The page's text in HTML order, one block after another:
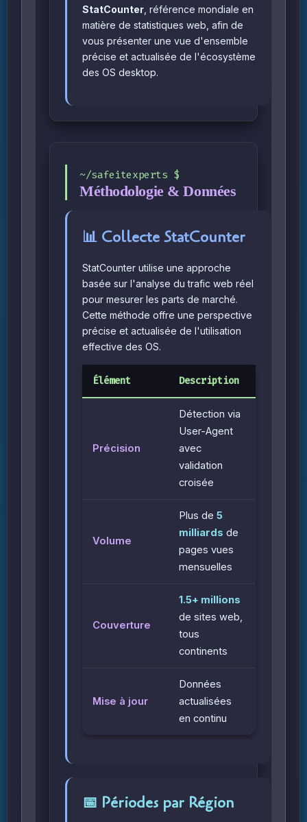
StatCounter , référence mondiale en
matière de statistiques web, afin de
vous présenter une vue d'ensemble
précise et actualisée de l'écosystème
des OS desktop.
Méthodologie & Données
📊 Collecte StatCounter
StatCounter utilise une approche
basée sur l'analyse du trafic web réel
pour mesurer les parts de marché.
Cette méthode offre une perspective
précise et actualisée de l'utilisation
effective des OS.
Élément Description
Précision
Détection via
User-Agent
avec
validation
croisée
Volume
Plus de 5
milliards de
pages vues
mensuelles
Couverture
1.5+ millions
de sites web,
tous
continents
Mise à jour
Données
actualisées
en continu
📅 Périodes par Région